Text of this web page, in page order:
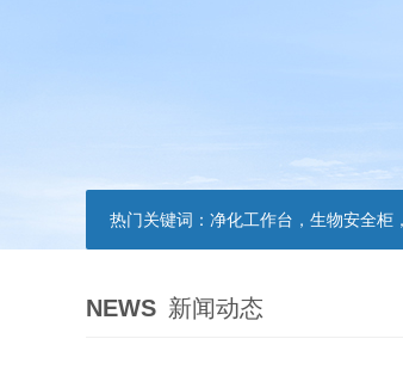
热门关键词： 净化工作台，生物安全柜
NEWS 新闻动态